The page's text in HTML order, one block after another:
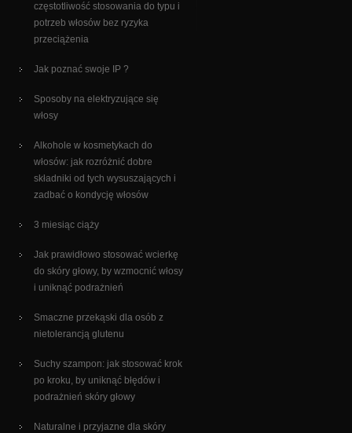
częstotliwość stosowania do typu i
potrzeb włosów bez ryzyka
przeciążenia
Jak poznać swoje IP ?
Sposoby na elektryzujące się
włosy
Alkohole w kosmetykach do
włosów: jak rozróżnić dobre
składniki od tych wysuszających i
zadbać o kondycję włosów
3 miesiąc ciąży
Jak prawidłowo stosować wcierkę
do skóry głowy, by wzmocnić włosy
i uniknąć podrażnień
Smaczne przekąski dla osób z
nietolerancją glutenu
Suchy szampon: jak stosować krok
po kroku, by uniknąć błędów i
podrażnień skóry głowy
Naturalne i przyjazne dla skóry